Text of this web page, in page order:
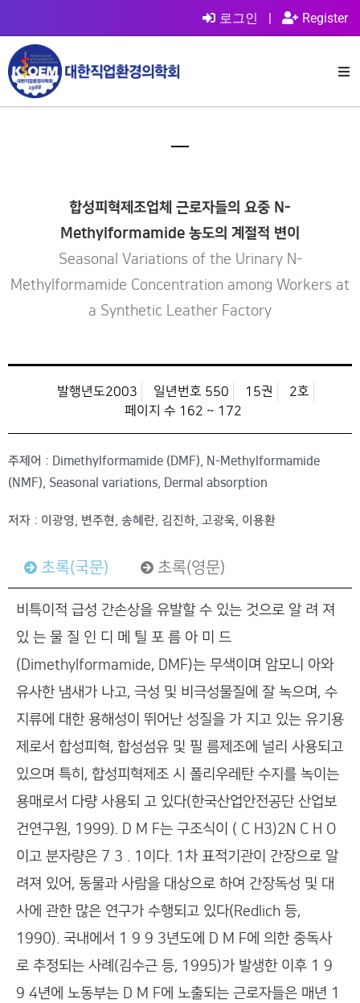
로그인 | Register
합성피혁제조업체 근로자들의 요중 N-
Methylformamide 농도의 계절적 변이
Seasonal Variations of the Urinary N-
Methylformamide Concentration among Workers at
a Synthetic Leather Factory
발행년도2003 일년번호 550 15권
2호
페이지 수 162 ~ 172
주제어 : Dimethylformamide (DMF), N-Methylformamide
(NMF), Seasonal variations, Dermal absorption
저자 : 이광영, 변주현, 송혜란, 김진하, 고광욱, 이용환
초록(국문) 초록(영문)
비특이적 급성 간손상을 유발할 수 있는 것으로 알 려 져
있 는 물 질 인 디 메 틸 포 름 아 미 드
(Dimethylformamide, DMF)는 무색이며 암모니 아와
유사한 냄새가 나고, 극성 및 비극성물질에 잘 녹으며, 수
지류에 대한 용해성이 뛰어난 성질을 가 지고 있는 유기용
제로서 합성피혁, 합성섬유 및 필 름제조에 널리 사용되고
있으며 특히, 합성피혁제조 시 폴리우레탄 수지를 녹이는
용매로서 다량 사용되 고 있다(한국산업안전공단 산업보
건연구원, 1999). D M F는 구조식이 ( C H3)2N C H O
이고 분자량은 7 3 . 1이다. 1차 표적기관이 간장으로 알
려져 있어, 동물과 사람을 대상으로 하여 간장독성 및 대
사에 관한 많은 연구가 수행되고 있다(Redlich 등,
1990). 국내에서 1 9 9 3년도에 D M F에 의한 중독사
로 추정되는 사례(김수근 등, 1995)가 발생한 이후 1 9
9 4년에 노동부는 D M F에 노출되는 근로자들은 매년 1